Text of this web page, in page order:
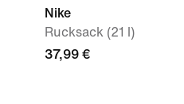
Nike
Rucksack (21 l)
37,99 €